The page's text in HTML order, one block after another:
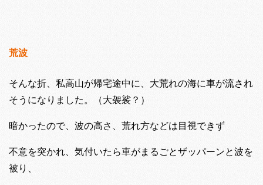
荒波
そんな折、私高山が帰宅途中に、大荒れの海に車が流され
そうになりました。（大袈裟？）
暗かったので、波の高さ、荒れ方などは目視できず
不意を突かれ、気付いたら車がまるごとザッパーンと波を
被り、